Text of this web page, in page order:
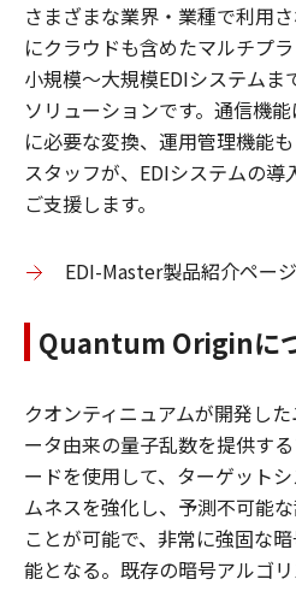
さまざまな業界・業種で利用
にクラウドも含めたマルチプ
小規模～大規模EDIシステムま
ソリューションです。通信機
に必要な変換、運用管理機能
スタッフが、EDIシステムの導
ご支援します。
EDI-Master製品紹介ペー
Quantum Originに
クオンティニュアムが開発し
ータ由来の量子乱数を提供す
ードを使用して、ターゲット
ムネスを強化し、予測不可能
ことが可能で、非常に強固な
能となる。既存の暗号アルゴ